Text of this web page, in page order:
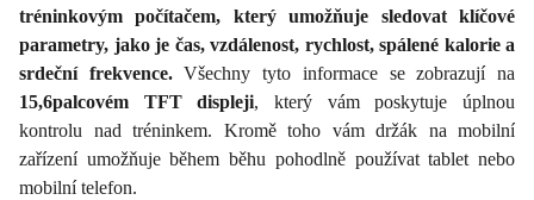
tréninkovým počítačem, který umožňuje sledovat klíčové
parametry, jako je čas, vzdálenost, rychlost, spálené kalorie a
srdeční frekvence.Všechny tyto informace se zobrazují na
15,6palcovém TFT displeji, který vám poskytuje úplnou
kontrolu nad tréninkem. Kromě toho vám držák na mobilní
zařízení umožňuje během běhu pohodlně používat tablet nebo
mobilní telefon.